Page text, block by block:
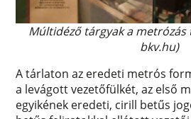
Múltidéző tárgyak a
bkv.hu)
A tárlaton az eredeti metrós
a levágott vezetőfülkét, az első
egyikének eredeti, cirill betűs